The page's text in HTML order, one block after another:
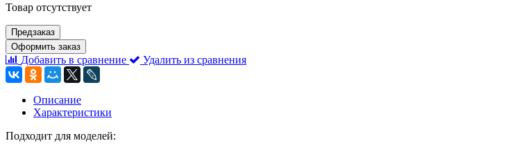
Товар отсутствует
Предзаказ
Оформить заказ
Добавить в сравнение Удалить из сравнения
Описание
Характеристики
Подходит для моделей: